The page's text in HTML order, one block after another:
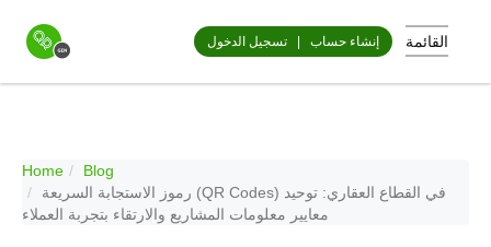
إنشاء حساب تسجيل الدخول القائمة
Home
Blog
رموز الاستجابة السريعة (QR Codes) في القطاع العقاري: توحيد
معايير معلومات المشاريع والارتقاء بتجربة العملاء